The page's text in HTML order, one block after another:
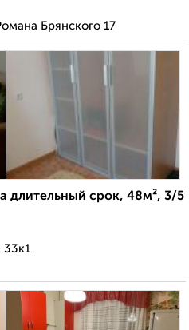
Брянского 17
длительный срок, 48м², 3/5
33к1